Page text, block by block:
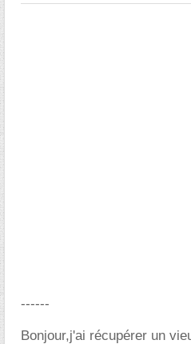
------
Bonjour,j'ai récupérer un